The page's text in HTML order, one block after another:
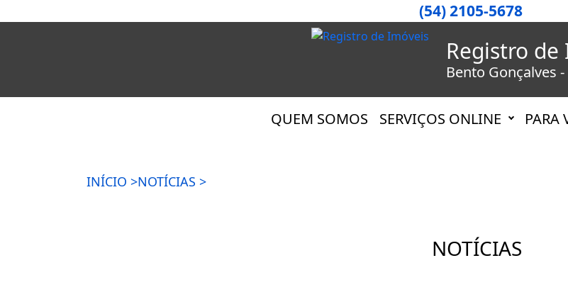
(54) 2105-5678
Registro de
Bento Gonçalves -
QUEM SOMOS SERVIÇOS ONLINE PARA
INÍCIO >NOTÍCIAS >
NOTÍCIAS